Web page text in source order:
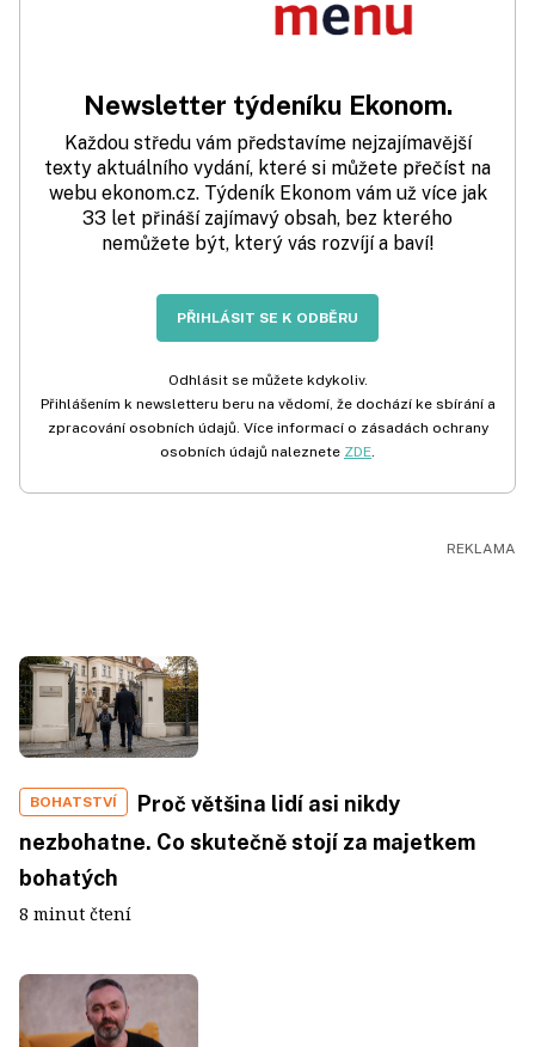
Newsletter týdeníku Ekonom.
Každou středu vám představíme nejzajímavější
texty aktuálního vydání, které si můžete přečíst na
webu ekonom.cz. Týdeník Ekonom vám už více jak
33 let přináší zajímavý obsah, bez kterého
nemůžete být, který vás rozvíjí a baví!
PŘIHLÁSIT SE K ODBĚRU
Odhlásit se můžete kdykoliv.
Přihlášením k newsletteru beru na vědomí, že dochází ke sbírání a
zpracování osobních údajů. Více informací o zásadách ochrany
osobních údajů naleznete ZDE.
BOHATSTVÍ
Proč většina lidí asi nikdy
nezbohatne. Co skutečně stojí za majetkem
bohatých
8 minut čtení